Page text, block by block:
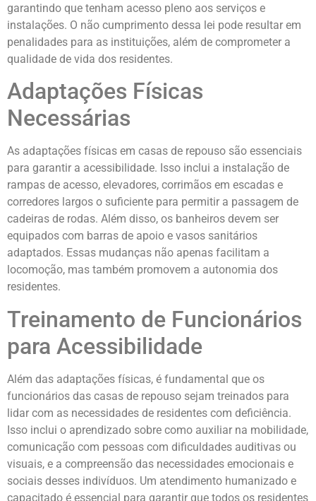
garantindo que tenham acesso pleno aos serviços e
instalações. O não cumprimento dessa lei pode resultar em
penalidades para as instituições, além de comprometer a
qualidade de vida dos residentes.
Adaptações Físicas
Necessárias
As adaptações físicas em casas de repouso são essenciais
para garantir a acessibilidade. Isso inclui a instalação de
rampas de acesso, elevadores, corrimãos em escadas e
corredores largos o suficiente para permitir a passagem de
cadeiras de rodas. Além disso, os banheiros devem ser
equipados com barras de apoio e vasos sanitários
adaptados. Essas mudanças não apenas facilitam a
locomoção, mas também promovem a autonomia dos
residentes.
Treinamento de Funcionários
para Acessibilidade
Além das adaptações físicas, é fundamental que os
funcionários das casas de repouso sejam treinados para
lidar com as necessidades de residentes com deficiência.
Isso inclui o aprendizado sobre como auxiliar na mobilidade,
comunicação com pessoas com dificuldades auditivas ou
visuais, e a compreensão das necessidades emocionais e
sociais desses indivíduos. Um atendimento humanizado e
capacitado é essencial para garantir que todos os residentes